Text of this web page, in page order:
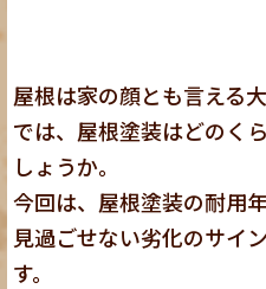
屋根は家の顔とも言える
では、屋根塗装はどのく
しょうか。
今回は、屋根塗装の耐用
見過ごせない劣化のサイ
す。